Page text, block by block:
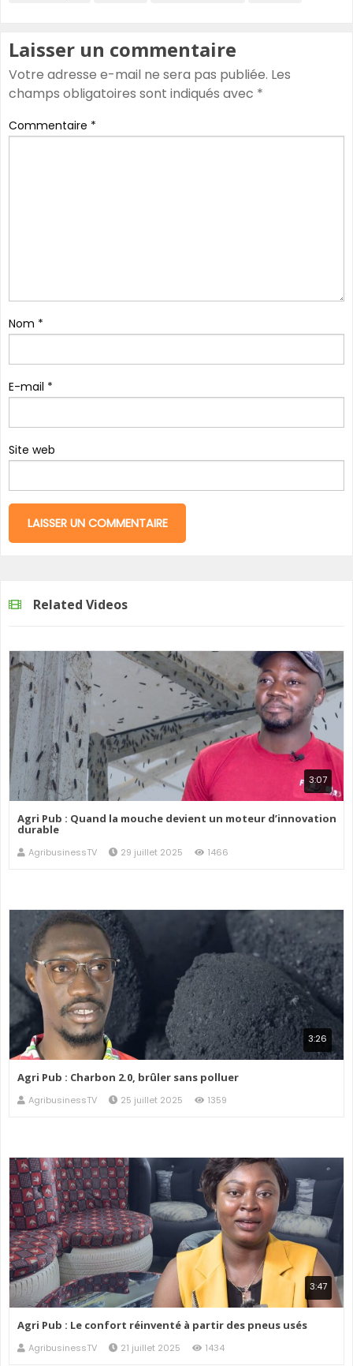
Laisser un commentaire
Votre adresse e-mail ne sera pas publiée. Les
champs obligatoires sont indiqués avec *
Commentaire *
Nom *
E-mail *
Site web
Related Videos
3:07
Agri Pub : Quand la mouche devient un moteur d’innovation
durable
AgribusinessTV 29 juillet 2025 1466
3:26
Agri Pub : Charbon 2.0, brûler sans polluer
AgribusinessTV 25 juillet 2025 1359
3:47
Agri Pub : Le confort réinventé à partir des pneus usés
AgribusinessTV 21 juillet 2025 1434